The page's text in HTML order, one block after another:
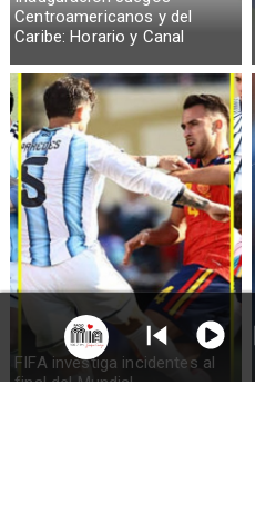
Centroamericanos y del
Caribe: Horario y Canal
FIFA investiga incidentes al
final del Mundial